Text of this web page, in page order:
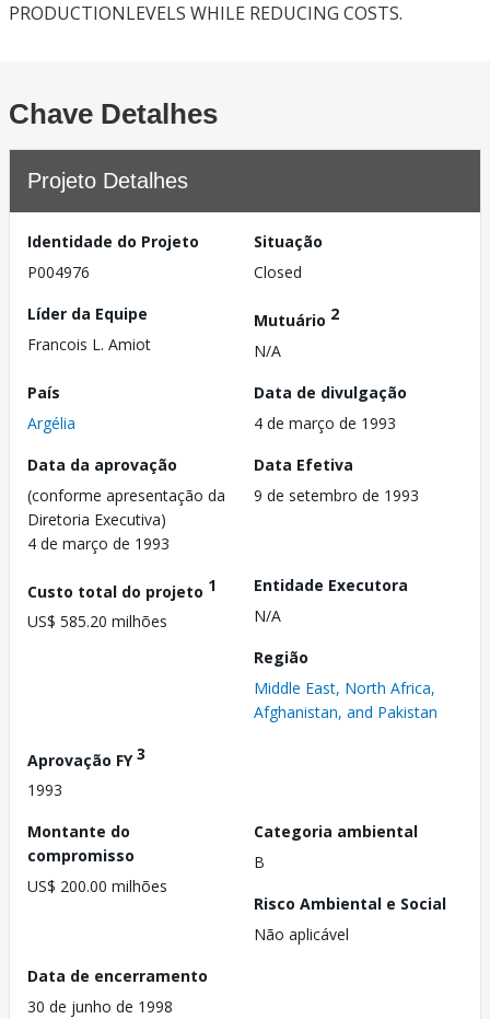
PRODUCTIONLEVELS WHILE REDUCING COSTS.
Chave Detalhes
Projeto Detalhes
Identidade do Projeto
P004976
Situação
Closed
Líder da Equipe
Francois L. Amiot
Mutuário 2
N/A
País
Argélia
Data de divulgação
4 de março de 1993
Data da aprovação
(conforme apresentação da
Diretoria Executiva)
4 de março de 1993
Data Efetiva
9 de setembro de 1993
Custo total do projeto 1
US$ 585.20 milhões
Entidade Executora
N/A
Região
Middle East, North Africa,
Afghanistan, and Pakistan
Aprovação FY3
1993
Montante do
compromisso
US$ 200.00 milhões
Categoria ambiental
B
Risco Ambiental e Social
Não aplicável
Data de encerramento
30 de junho de 1998